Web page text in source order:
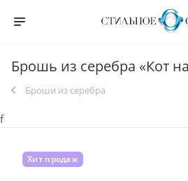
Брошь из серебра «Кот
Броши из серебра
f
Хит продаж